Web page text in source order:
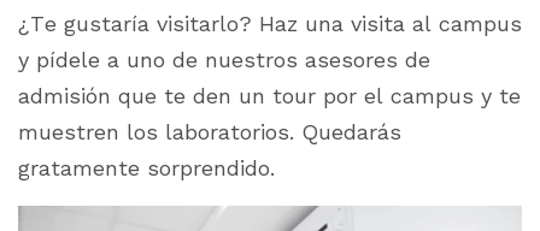
¿Te gustaría visitarlo? Haz una visita al campus
y pídele a uno de nuestros asesores de
admisión que te den un tour por el campus y te
muestren los laboratorios. Quedarás
gratamente sorprendido.